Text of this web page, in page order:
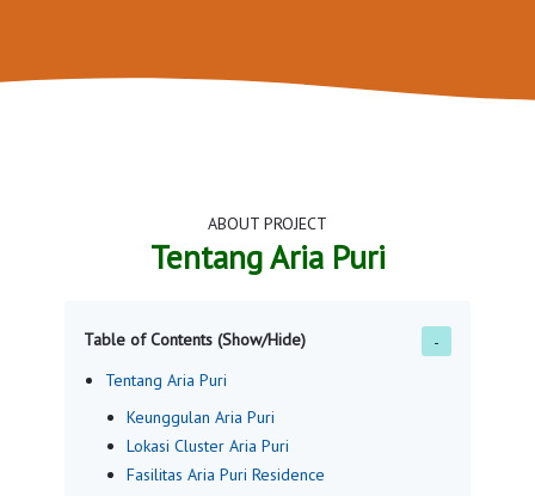
ABOUT PROJECT
Tentang Aria Puri
Table of Contents (Show/Hide)
Tentang Aria Puri
Keunggulan Aria Puri
Lokasi Cluster Aria Puri
Fasilitas Aria Puri Residence